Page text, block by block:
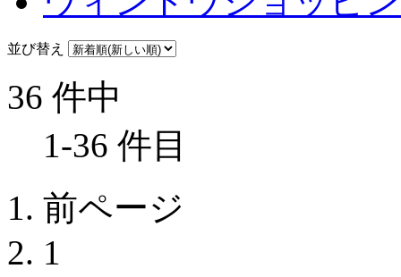
並び替え
36 件中
1-36 件目
前ページ
1